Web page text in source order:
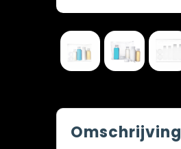
Omschrijving